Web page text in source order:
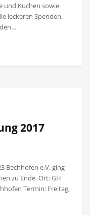
und Kuchen sowie
leckeren Spenden.
2017
Bechhofen e.V. ging
zu Ende. Ort: GH
Termin: Freitag,